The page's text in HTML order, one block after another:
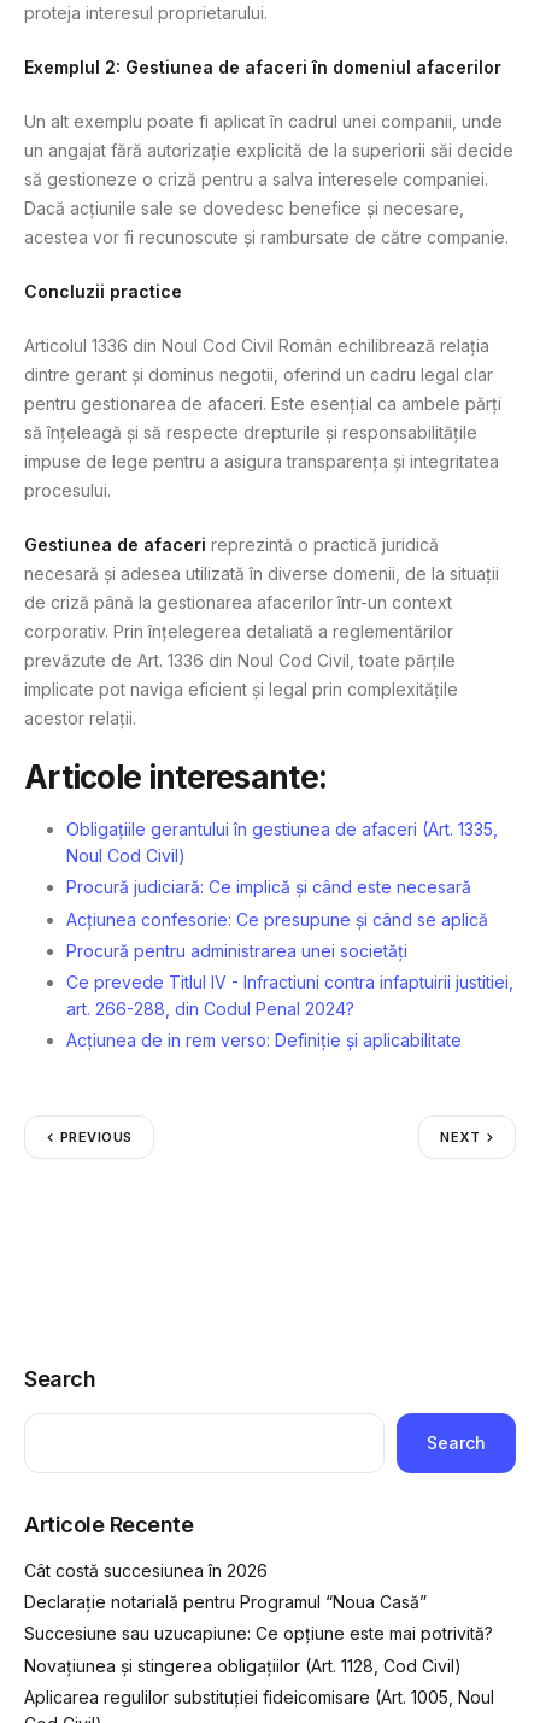
proteja interesul proprietarului.
Exemplul 2: Gestiunea de afaceri în domeniul afacerilor
Un alt exemplu poate fi aplicat în cadrul unei companii, unde
un angajat fără autorizație explicită de la superiorii săi decide
să gestioneze o criză pentru a salva interesele companiei.
Dacă acțiunile sale se dovedesc benefice și necesare,
acestea vor fi recunoscute și rambursate de către companie.
Concluzii practice
Articolul 1336 din Noul Cod Civil Român echilibrează relația
dintre gerant și dominus negotii, oferind un cadru legal clar
pentru gestionarea de afaceri. Este esențial ca ambele părți
să înțeleagă și să respecte drepturile și responsabilitățile
impuse de lege pentru a asigura transparența și integritatea
procesului.
Gestiunea de afaceri reprezintă o practică juridică
necesară și adesea utilizată în diverse domenii, de la situații
de criză până la gestionarea afacerilor într-un context
corporativ. Prin înțelegerea detaliată a reglementărilor
prevăzute de Art. 1336 din Noul Cod Civil, toate părțile
implicate pot naviga eficient și legal prin complexitățile
acestor relații.
Articole interesante:
Obligațiile gerantului în gestiunea de afaceri (Art. 1335,
Noul Cod Civil)
Procură judiciară: Ce implică și când este necesară
Acțiunea confesorie: Ce presupune și când se aplică
Procură pentru administrarea unei societăți
Ce prevede Titlul IV - Infractiuni contra infaptuirii justitiei,
art. 266-288, din Codul Penal 2024?
Acțiunea de in rem verso: Definiție și aplicabilitate
PREVIOUS NEXT
Search
Search
Articole Recente
Cât costă succesiunea în 2026
Declarație notarială pentru Programul “Noua Casă”
Succesiune sau uzucapiune: Ce opțiune este mai potrivită?
Novațiunea și stingerea obligațiilor (Art. 1128, Cod Civil)
Aplicarea regulilor substituției fideicomisare (Art. 1005, Noul